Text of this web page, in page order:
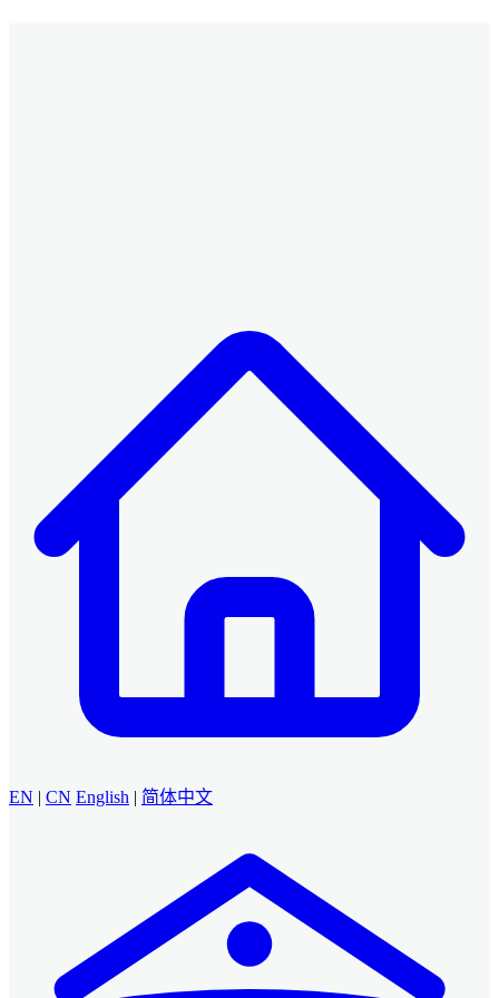
EN | CN English | 简体中文